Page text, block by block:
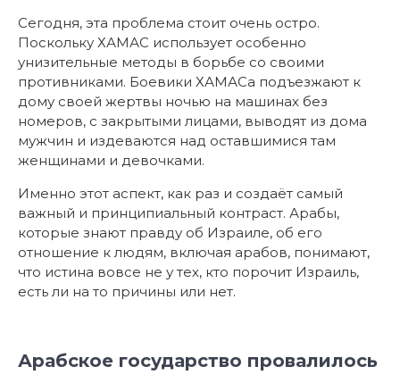
Сегодня, эта проблема стоит очень остро.
Поскольку ХАМАС использует особенно
унизительные методы в борьбе со своими
противниками. Боевики ХАМАСа подъезжают к
дому своей жертвы ночью на машинах без
номеров, с закрытыми лицами, выводят из дома
мужчин и издеваются над оставшимися там
женщинами и девочками.
Именно этот аспект, как раз и создаёт самый
важный и принципиальный контраст. Арабы,
которые знают правду об Израиле, об его
отношение к людям, включая арабов, понимают,
что истина вовсе не у тех, кто порочит Израиль,
есть ли на то причины или нет.
Арабское государство провалилось